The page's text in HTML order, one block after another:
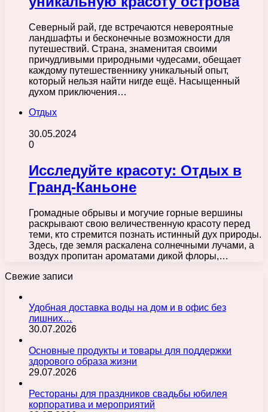
Северный рай, где встречаются невероятные
ландшафты и бесконечные возможности для
путешествий. Страна, знаменитая своими
причудливыми природными чудесами, обещает
каждому путешественнику уникальный опыт,
который нельзя найти нигде ещё. Насыщенный
духом приключения…
Отдых
30.05.2024
0
Исследуйте красоту: Отдых в
Гранд-Каньоне
Громадные обрывы и могучие горные вершины
раскрывают свою величественную красоту перед
теми, кто стремится познать истинный дух природы.
Здесь, где земля раскалена солнечными лучами, а
воздух пропитан ароматами дикой флоры,…
Свежие записи
Удобная доставка воды на дом и в офис без
лишних…
30.07.2026
Основные продукты и товары для поддержки
здорового образа жизни
29.07.2026
Рестораны для праздников свадьбы юбилея
корпоратива и мероприятий